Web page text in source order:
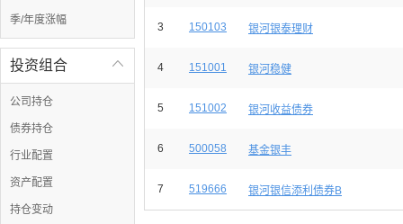
季/年度涨幅

投资组合
公司持仓
债券持仓
行业配置
资产配置
持仓变动
3 150103 银河银泰理财
4 151001 银河稳健
5 151002 银河收益债券
6 500058 基金银丰
7 519666 银河银信添利债券B